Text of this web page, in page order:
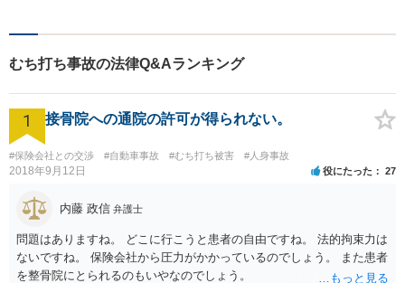
事件・労働トラブル・離婚問
題などお悩みのことはぜひご
相談ください。
むち打ち事故の法律Q&Aランキング
1 接骨院への通院の許可が得られない。
#保険会社との交渉 #自動車事故 #むち打ち被害 #人身事故
2018年9月12日 役にたった 27
内藤 政信 弁護士
問題はありますね。 どこに行こうと患者の自由ですね。 法的拘束力は
ないですね。 保険会社から圧力がかかっているのでしょう。 また患者
を整骨院にとられるのもいやなのでしょう。